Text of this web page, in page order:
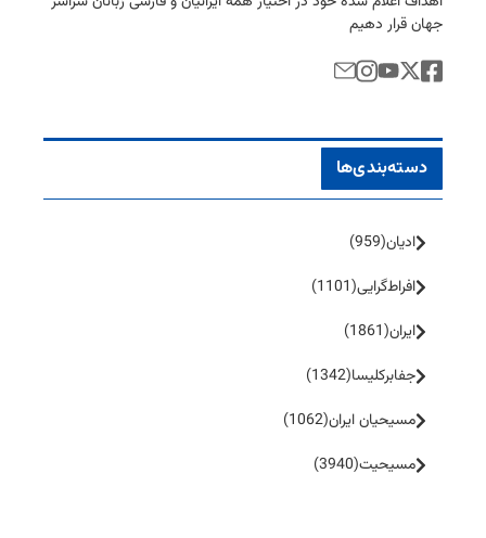
جهان قرار دهیم
دسته‌بندی‌ها
ادیان(959)
افراط‌گرایی(1101)
ایران(1861)
جفا‌بر‌کلیسا(1342)
مسیحیان ایران(1062)
مسیحیت(3940)